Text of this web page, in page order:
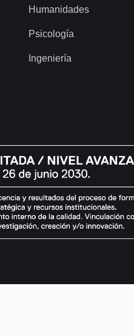
Humanidades
Psicología
Ingeniería